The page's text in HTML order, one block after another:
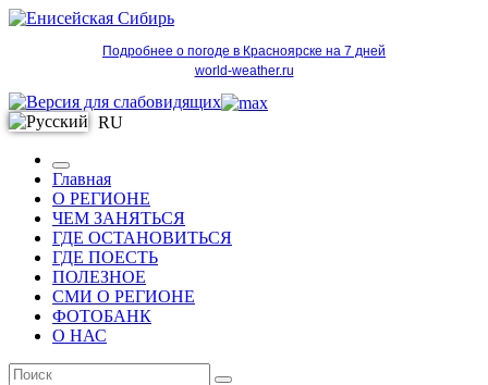
Подробнее о погоде в Красноярске на 7 дней
world-weather.ru
RU
Главная
О РЕГИОНЕ
ЧЕМ ЗАНЯТЬСЯ
ГДЕ ОСТАНОВИТЬСЯ
ГДЕ ПОЕСТЬ
ПОЛЕЗНОЕ
СМИ О РЕГИОНЕ
ФОТОБАНК
О НАС